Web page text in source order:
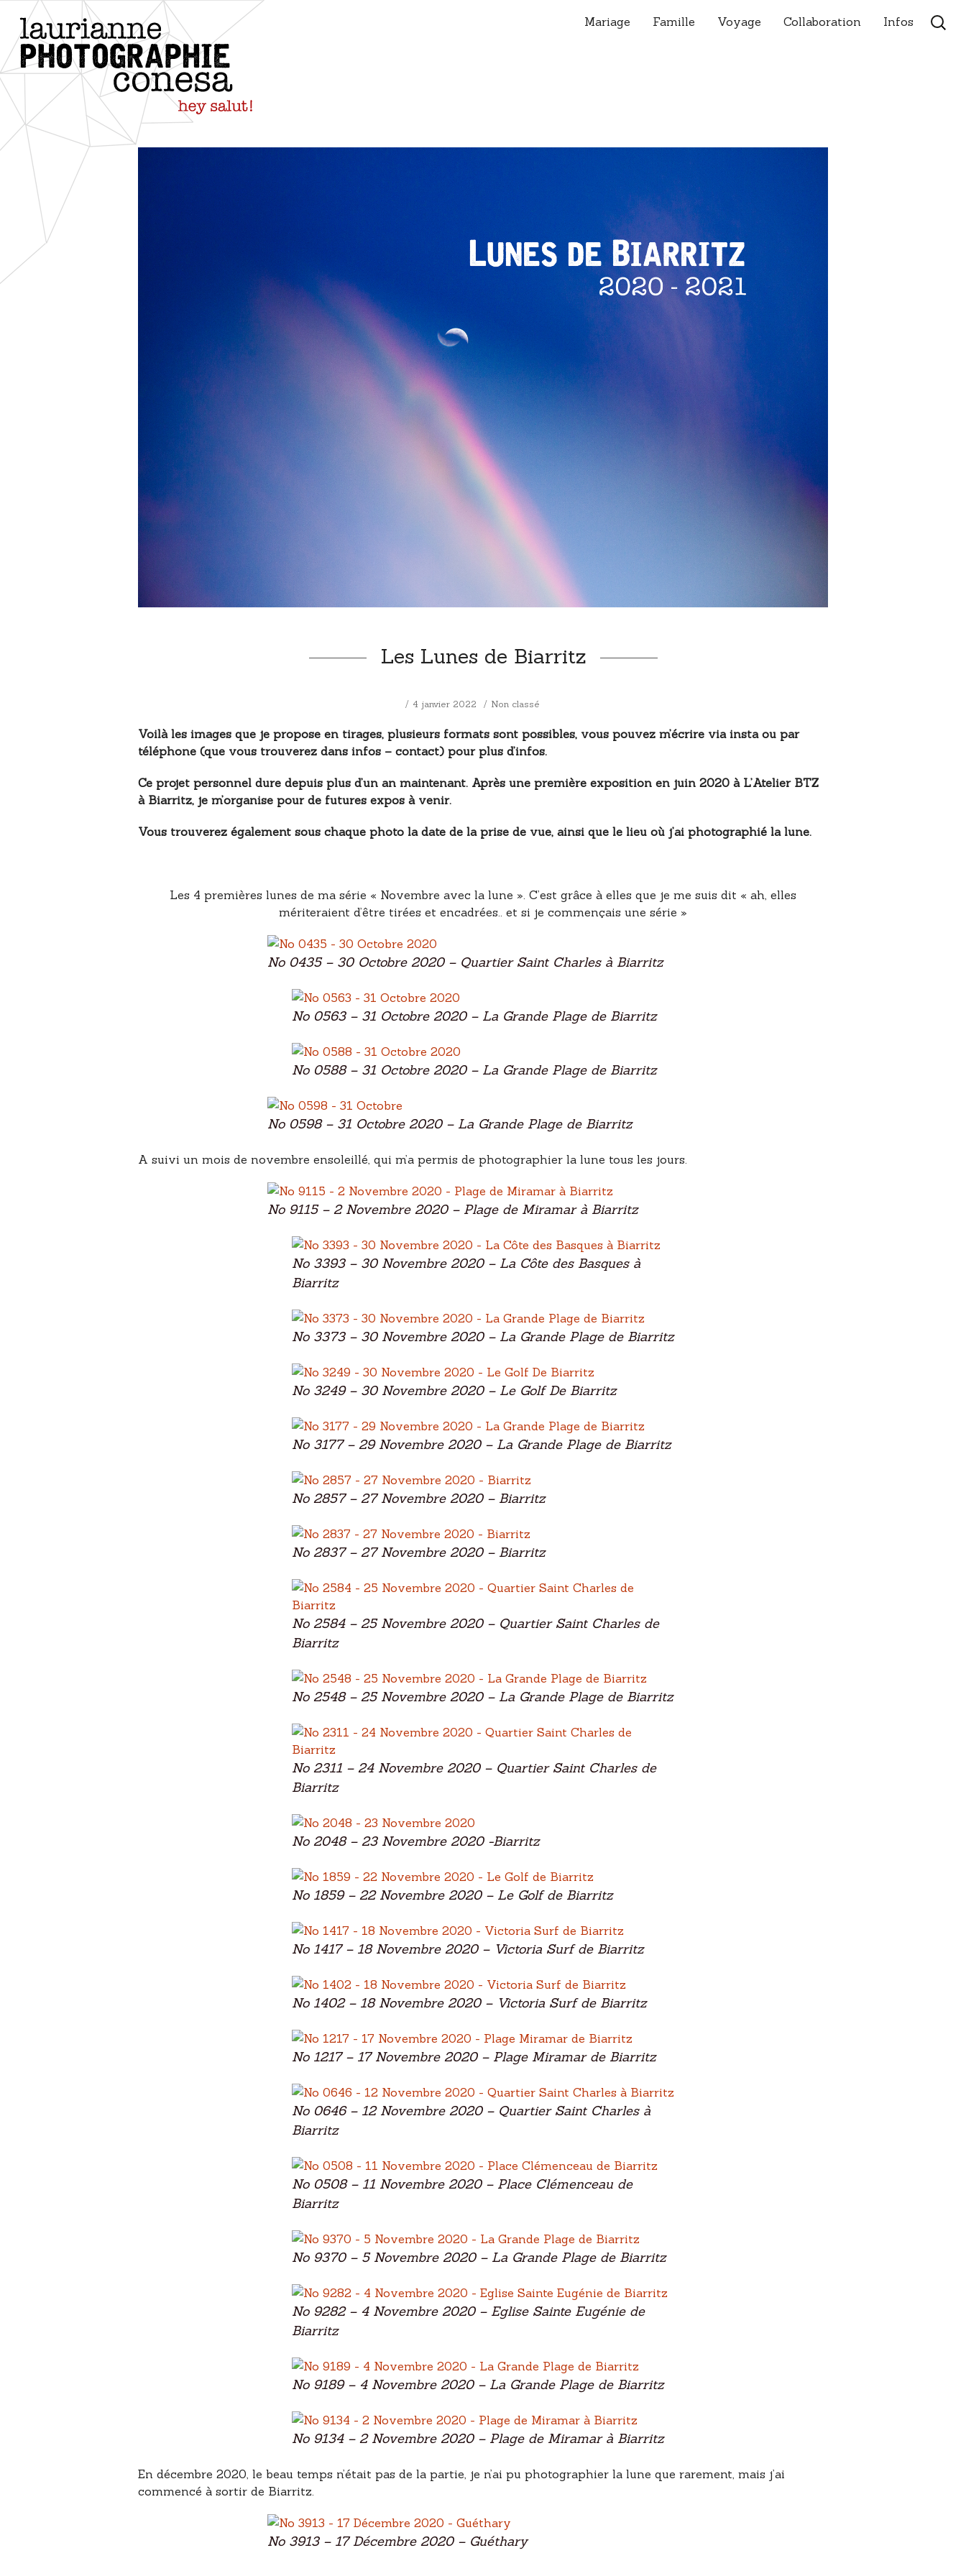
au
Mariage Famille Voyage Collaboration Infos
Les Lunes de Biarritz
4 janvier 2022 Non classé
Voilà les images que je propose en tirages, plusieurs formats sont possibles, vous pouvez m’écrire via insta ou par
téléphone (que vous trouverez dans infos – contact) pour plus d’infos.
Ce projet personnel dure depuis plus d’un an maintenant. Après une première exposition en juin 2020 à L’Atelier BTZ
à Biarritz, je m’organise pour de futures expos à venir.
Vous trouverez également sous chaque photo la date de la prise de vue, ainsi que le lieu où j’ai photographié la lune.
Les 4 premières lunes de ma série « Novembre avec la lune ». C’est grâce à elles que je me suis dit « ah, elles
mériteraient d’être tirées et encadrées.. et si je commençais une série »
No 0435 – 30 Octobre 2020 – Quartier Saint Charles à Biarritz
No 0563 – 31 Octobre 2020 – La Grande Plage de Biarritz
No 0588 – 31 Octobre 2020 – La Grande Plage de Biarritz
No 0598 – 31 Octobre 2020 – La Grande Plage de Biarritz
A suivi un mois de novembre ensoleillé, qui m’a permis de photographier la lune tous les jours.
No 9115 – 2 Novembre 2020 – Plage de Miramar à Biarritz
No 3393 – 30 Novembre 2020 – La Côte des Basques à
Biarritz
No 3373 – 30 Novembre 2020 – La Grande Plage de Biarritz
No 3249 – 30 Novembre 2020 – Le Golf De Biarritz
No 3177 – 29 Novembre 2020 – La Grande Plage de Biarritz
No 2857 – 27 Novembre 2020 – Biarritz
No 2837 – 27 Novembre 2020 – Biarritz
No 2584 – 25 Novembre 2020 – Quartier Saint Charles de
Biarritz
No 2548 – 25 Novembre 2020 – La Grande Plage de Biarritz
No 2311 – 24 Novembre 2020 – Quartier Saint Charles de
Biarritz
No 2048 – 23 Novembre 2020 -Biarritz
No 1859 – 22 Novembre 2020 – Le Golf de Biarritz
No 1417 – 18 Novembre 2020 – Victoria Surf de Biarritz
No 1402 – 18 Novembre 2020 – Victoria Surf de Biarritz
No 1217 – 17 Novembre 2020 – Plage Miramar de Biarritz
No 0646 – 12 Novembre 2020 – Quartier Saint Charles à
Biarritz
No 0508 – 11 Novembre 2020 – Place Clémenceau de
Biarritz
No 9370 – 5 Novembre 2020 – La Grande Plage de Biarritz
No 9282 – 4 Novembre 2020 – Eglise Sainte Eugénie de
Biarritz
No 9189 – 4 Novembre 2020 – La Grande Plage de Biarritz
No 9134 – 2 Novembre 2020 – Plage de Miramar à Biarritz
En décembre 2020, le beau temps n’était pas de la partie, je n’ai pu photographier la lune que rarement, mais j’ai
commencé à sortir de Biarritz.
No 3913 – 17 Décembre 2020 – Guéthary